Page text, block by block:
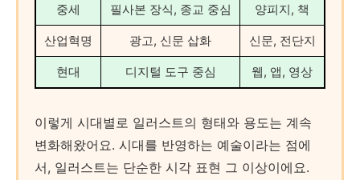
중세 필사본 장식, 종교 중심 양피지, 책
산업혁명 광고, 신문 삽화 신문, 전단지
현대 디지털 도구 중심 웹, 앱, 영상
이렇게 시대별로 일러스트의 형태와 용도는 계속
변화해왔어요. 시대를 반영하는 예술이라는 점에
서, 일러스트는 단순한 시각 표현 그 이상이에요.